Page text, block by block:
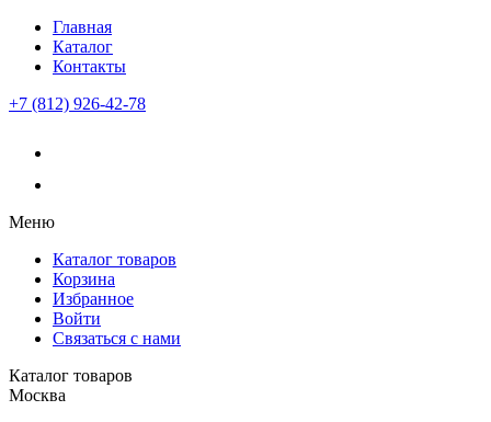
Главная
Каталог
Контакты
+7 (812) 926-42-78
Меню
Каталог товаров
Корзина
Избранное
Войти
Связаться с нами
Каталог товаров
Москва